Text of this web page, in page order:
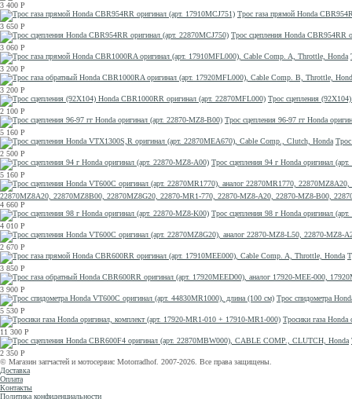
3 400 Р
Трос газа прямой Honda
3 650 Р
Трос сцепления Honda CBR954RR
3 060 Р
3 200 Р
3 200 Р
Трос сцепления
2 100 Р
Трос сцепления 96-97 гг Honda
5 160 Р
2 500 Р
Трос сцепления 94 г Honda оригинал
5 160 Р
22870MZ8A20, 22870MZ8B00, 22870MZ8G20, 22870-MR1-770, 22870-MZ8-A20, 22870-MZ8-B00,
4 660 Р
Трос сцепления 98 г Honda оригинал
4 010 Р
2 670 Р
3 850 Р
3 900 Р
Трос спидометра
5 530 Р
Тросики газа
11 300 Р
2 350 Р
© Магазин запчастей и мотосервис Motorradhof. 2007-2026. Все права защищены.
Доставка
Оплата
Контакты
Политика конфиденциальности